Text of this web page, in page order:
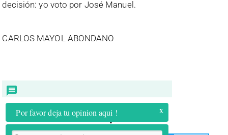
decisión: yo voto por José Manuel.
CARLOS MAYOL ABONDANO
Por favor deja tu opinion aqui ! x
Compartir: